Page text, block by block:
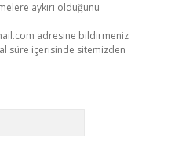
aykırı olduğunu
adresine bildirmeniz
süre içerisinde sitemizden